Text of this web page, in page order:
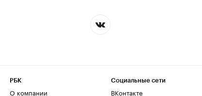
РБК
О компании
Социальные сети
ВКонтакте